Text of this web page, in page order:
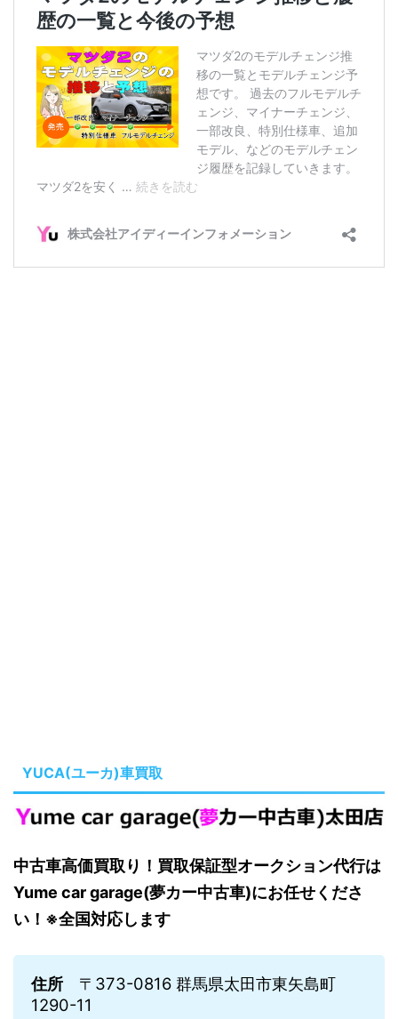
YUCA(ユーカ)車買取
中古車高価買取り！買取保証型オークション代行は
Yume car garage(夢カー中古車)にお任せくださ
い！※全国対応します
住所 〒373-0816 群馬県太田市東矢島町
1290-11